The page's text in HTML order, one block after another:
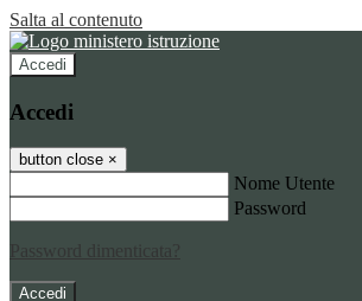
Salta al contenuto
Accedi
Accedi
button close ×
Nome Utente
Password
Password dimenticata?